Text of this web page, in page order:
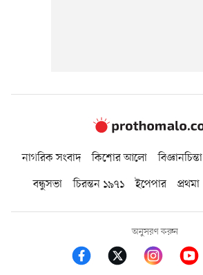
নাগরিক সংবাদ কিশোর আলো বিজ্ঞানচিন্তা
বন্ধুসভা
চিরন্তন ১৯৭১ ইপেপার প্রথমা
অনুসরণ করুন